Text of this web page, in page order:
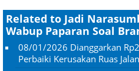
Related to Jadi
Wabup Paparan Soal
08/01/2026 Dianggarkan
Perbaiki Kerusakan Ruas